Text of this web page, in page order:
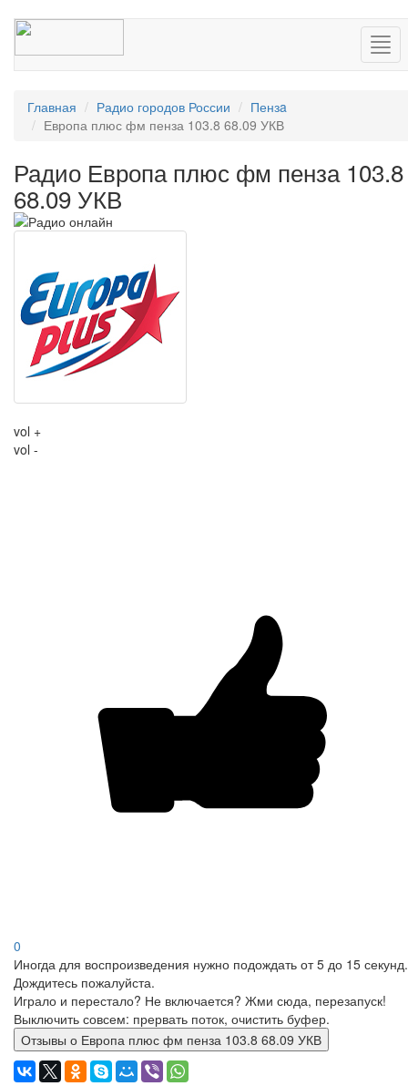
Главная Радио городов России
Пензa
Европа плюс фм пенза 103.8 68.09 УКВ
Радио Европа плюс фм пенза 103.8
68.09 УКВ
vol +
vol -
0
Иногда для воспроизведения нужно подождать от 5 до 15 секунд.
Дождитесь пожалуйста.
Играло и перестало? Не включается? Жми сюда, перезапуск!
Выключить совсем: прервать поток, очистить буфер.
Отзывы о Европа плюс фм пенза 103.8 68.09 УКВ